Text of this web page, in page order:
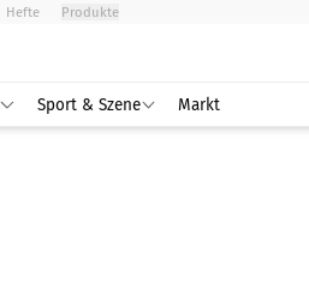
Hefte Produkte
Sport & Szene Markt